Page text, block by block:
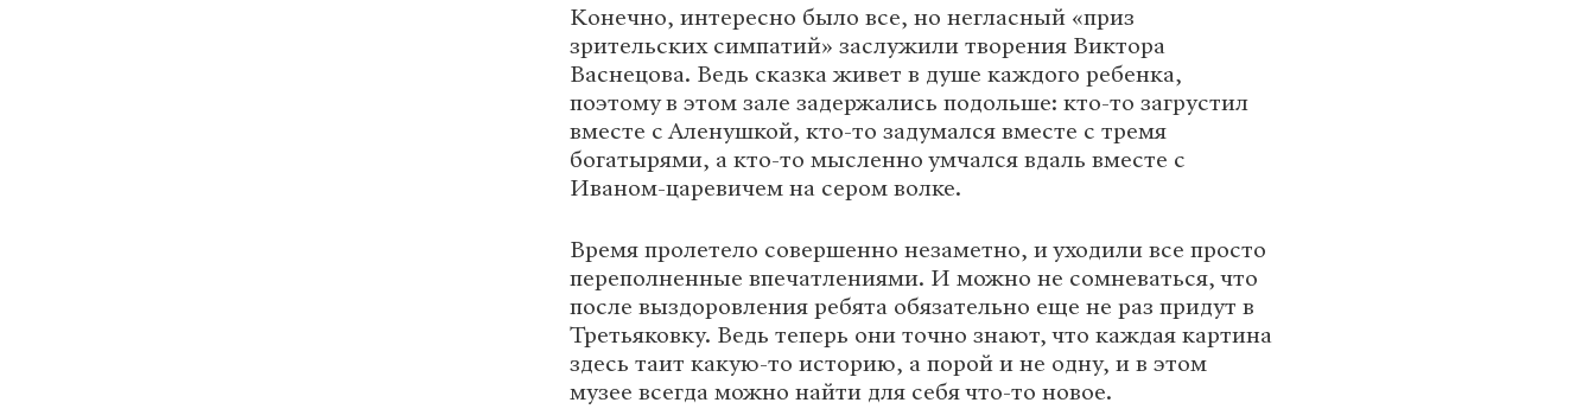
Конечно, интересно было все, но негласный «приз
зрительских симпатий» заслужили творения Виктора
Васнецова. Ведь сказка живет в душе каждого ребенка,
поэтому в этом зале задержались подольше: кто-то загрустил
вместе с Аленушкой, кто-то задумался вместе с тремя
богатырями, а кто-то мысленно умчался вдаль вместе с
Иваном-царевичем на сером волке.
Время пролетело совершенно незаметно, и уходили все просто
переполненные впечатлениями. И можно не сомневаться, что
после выздоровления ребята обязательно еще не раз придут в
Третьяковку. Ведь теперь они точно знают, что каждая картина
здесь таит какую-то историю, а порой и не одну, и в этом
музее всегда можно найти для себя что-то новое.